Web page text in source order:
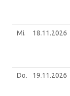
Mi. 18.11.2026
Do. 19.11.2026